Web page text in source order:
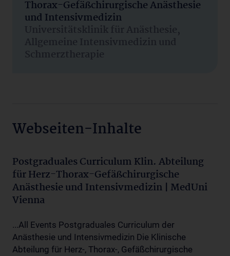
Thorax-Gefäßchirurgische Anästhesie
und Intensivmedizin
Universitätsklinik für Anästhesie,
Allgemeine Intensivmedizin und
Schmerztherapie
Webseiten-Inhalte
Postgraduales Curriculum Klin. Abteilung
für Herz-Thorax-Gefäßchirurgische
Anästhesie und Intensivmedizin | MedUni
Vienna
...All Events Postgraduales Curriculum der
Anästhesie und Intensivmedizin Die Klinische
Abteilung für Herz-, Thorax-, Gefäßchirurgische